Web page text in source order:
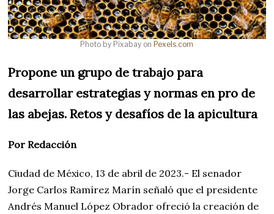
Photo by Pixabay on Pexels.com
Propone un grupo de trabajo para
desarrollar estrategias y normas en pro de
las abejas. Retos y desafíos de la apicultura
Por Redacción
Ciudad de México, 13 de abril de 2023.- El senador
Jorge Carlos Ramírez Marín señaló que el presidente
Andrés Manuel López Obrador ofreció la creación de